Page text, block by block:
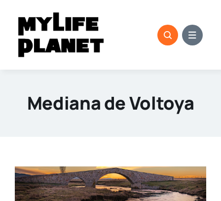
contenido
Mediana de Voltoya